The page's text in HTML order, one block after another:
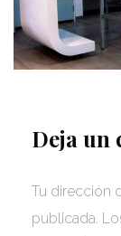
Deja un
Tu dirección
publicada.